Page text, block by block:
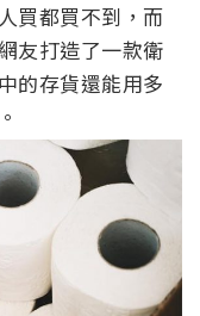
買都買不到，而
友打造了一款衛
的存貨還能用多